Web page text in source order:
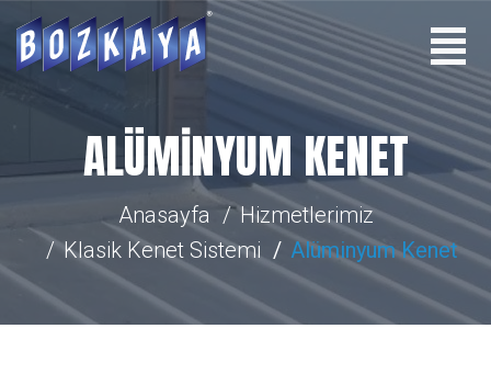
ALÜMINYUM KENET
Anasayfa
Hizmetlerimiz
Klasik Kenet Sistemi
Alüminyum Kenet